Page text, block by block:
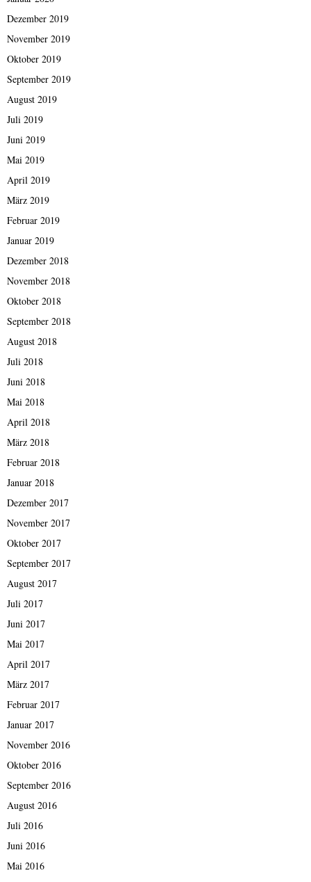
Dezember 2019
November 2019
Oktober 2019
September 2019
August 2019
Juli 2019
Juni 2019
Mai 2019
April 2019
März 2019
Februar 2019
Januar 2019
Dezember 2018
November 2018
Oktober 2018
September 2018
August 2018
Juli 2018
Juni 2018
Mai 2018
April 2018
März 2018
Februar 2018
Januar 2018
Dezember 2017
November 2017
Oktober 2017
September 2017
August 2017
Juli 2017
Juni 2017
Mai 2017
April 2017
März 2017
Februar 2017
Januar 2017
November 2016
Oktober 2016
September 2016
August 2016
Juli 2016
Juni 2016
Mai 2016